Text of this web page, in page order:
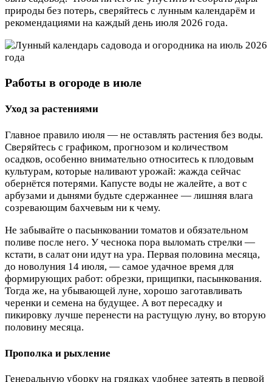
природы без потерь, сверяйтесь с лунным календарём и
рекомендациями на каждый день июля 2026 года.
Работы в огороде в июле
Уход за растениями
Главное правило июля — не оставлять растения без воды.
Сверяйтесь с графиком, прогнозом и количеством
осадков, особенно внимательно относитесь к плодовым
культурам, которые наливают урожай: жажда сейчас
обернётся потерями. Капусте воды не жалейте, а вот с
арбузами и дынями будьте сдержаннее — лишняя влага
созревающим бахчевым ни к чему.
Не забывайте о пасынковании томатов и обязательном
поливе после него. У чеснока пора выломать стрелки —
кстати, в салат они идут на ура. Первая половина месяца,
до новолуния 14 июля, — самое удачное время для
формирующих работ: обрезки, прищипки, пасынкования.
Тогда же, на убывающей луне, хорошо заготавливать
черенки и семена на будущее. А вот пересадку и
пикировку лучше перенести на растущую луну, во вторую
половину месяца.
Прополка и рыхление
Генеральную уборку на грядках удобнее затеять в первой